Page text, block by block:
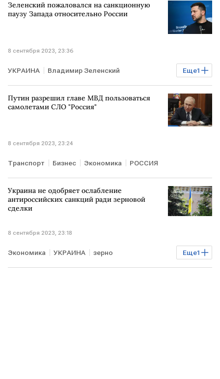
Зеленский пожаловался на санкционную
паузу Запада относительно России
8 сентября 2023, 23:36
Еще1
УКРАИНА Владимир Зеленский
санкции против РФ
Путин разрешил главе МВД пользоваться
самолетами СЛО "Россия"
8 сентября 2023, 23:24
Транспорт Бизнес Экономика РОССИЯ
Украина не одобряет ослабление
антироссийских санкций ради зерновой
сделки
8 сентября 2023, 23:18
Еще1
Экономика УКРАИНА зерно
санкции против РФ